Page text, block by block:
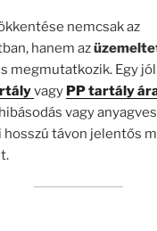
nemcsak az
hanem az
megmutatkozik. Egy
vagy PP tartály
vagy
hosszú távon jelentős